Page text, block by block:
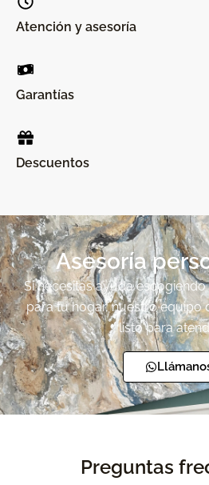
Atención y asesoría
Garantías
Descuentos
Asesoría
Si necesitas ayuda
para tu hogar,nuestro equipo
listo para
Preguntas